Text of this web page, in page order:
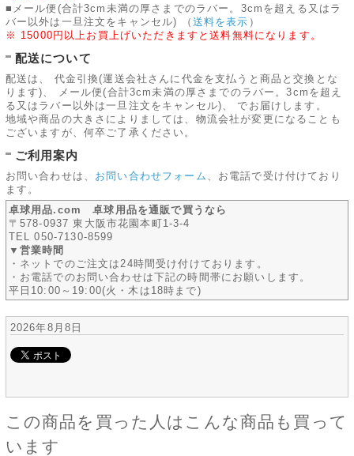
■メール便(合計3cm未満の厚さまでのラバー。3cmを超える又はラ
バー以外は一旦注文をキャンセル)
（ 送料を表示 ）
※ 15000円以上お買上げいただきますと送料無料になります。
配送について
配送は、 代金引換(運送会社さんに代金を支払うと商品と交換とな
ります)、 メール便(合計3cm未満の厚さまでのラバー。3cmを超え
る又はラバー以外は一旦注文をキャンセル)、 でお届けします。
地域や商品の大きさによりましては、物流会社が変更になることも
ございますが、何卒ご了承ください。
ご利用案内
お問い合わせは、 お問い合わせフォーム
、お電話で受け付けており
ます。
卓球用品.com 卓球用品を通販で買うなら
〒578-0937 東大阪市花園本町1-3-4
TEL 050-7130-8599
▼営業時間
・ネットでのご注文は24時間受け付けております。
・お電話でのお問い合わせは下記の時間帯にお願いします。
平日10:00～19:00(火・木は18時まで)
2026年8月8日
この商品を買った人はこんな商品も買って
います